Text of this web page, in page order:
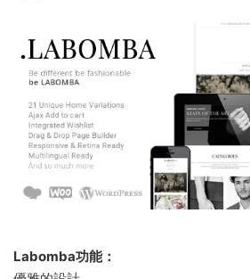
Labomba功能：